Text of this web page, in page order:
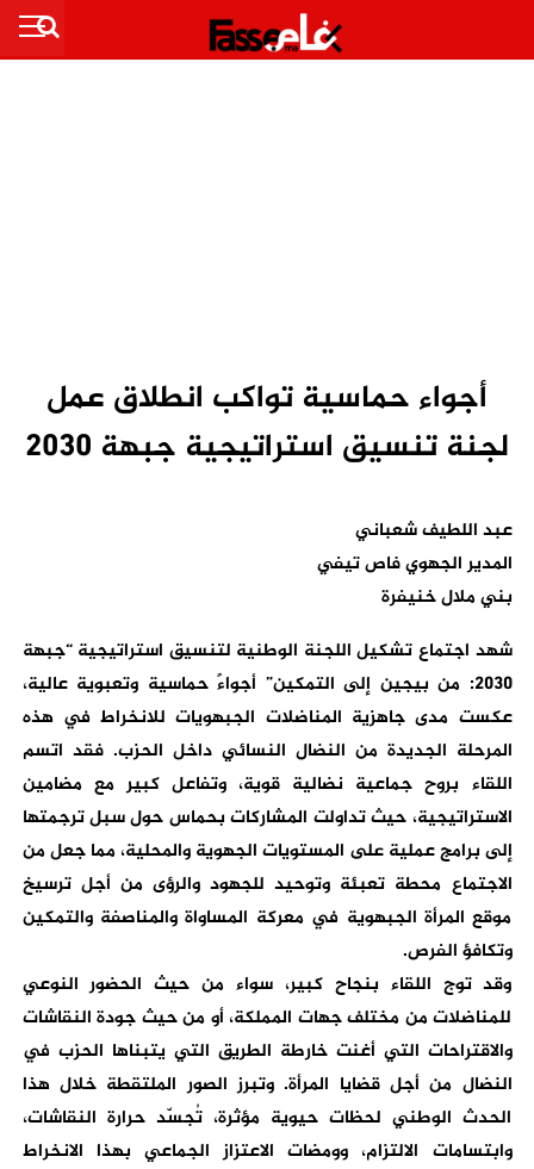
أجواء حماسية تواكب انطلاق عمل
لجنة تنسيق استراتيجية جبهة 2030
عبد اللطيف شعباني
المدير الجهوي فاص تيفي
بني ملال خنيفرة
شهد اجتماع تشكيل اللجنة الوطنية لتنسيق استراتيجية “جبهة
2030: من بيجين إلى التمكين” أجواءً حماسية وتعبوية عالية،
عكست مدى جاهزية المناضلات الجبهويات للانخراط في هذه
المرحلة الجديدة من النضال النسائي داخل الحزب. فقد اتسم
اللقاء بروح جماعية نضالية قوية، وتفاعل كبير مع مضامين
الاستراتيجية، حيث تداولت المشاركات بحماس حول سبل ترجمتها
إلى برامج عملية على المستويات الجهوية والمحلية، مما جعل من
الاجتماع محطة تعبئة وتوحيد للجهود والرؤى من أجل ترسيخ
موقع المرأة الجبهوية في معركة المساواة والمناصفة والتمكين
وتكافؤ الفرص.
وقد توج اللقاء بنجاح كبير، سواء من حيث الحضور النوعي
للمناضلات من مختلف جهات المملكة، أو من حيث جودة النقاشات
والاقتراحات التي أغنت خارطة الطريق التي يتبناها الحزب في
النضال من أجل قضايا المرأة. وتبرز الصور الملتقطة خلال هذا
الحدث الوطني لحظات حيوية مؤثرة، تُجسّد حرارة النقاشات،
وابتسامات الالتزام، وومضات الاعتزاز الجماعي بهذا الانخراط